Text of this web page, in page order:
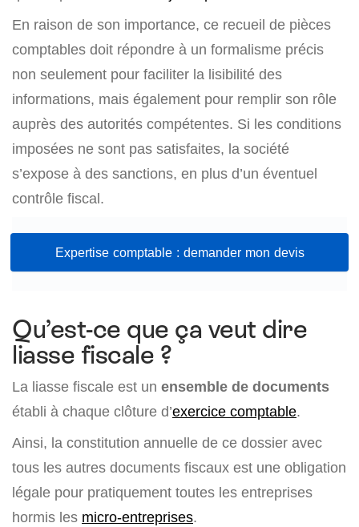
En raison de son importance, ce recueil de pièces
comptables doit répondre à un formalisme précis
non seulement pour faciliter la lisibilité des
informations, mais également pour remplir son rôle
auprès des autorités compétentes. Si les conditions
imposées ne sont pas satisfaites, la société
s’expose à des sanctions, en plus d’un éventuel
contrôle fiscal.
Expertise comptable : demander mon devis
Qu’est-ce que ça veut dire
liasse fiscale ?
La liasse fiscale est un ensemble de documents
établi à chaque clôture d’exercice comptable.
Ainsi, la constitution annuelle de ce dossier avec
tous les autres documents fiscaux est une obligation
légale pour pratiquement toutes les entreprises
hormis les micro-entreprises.